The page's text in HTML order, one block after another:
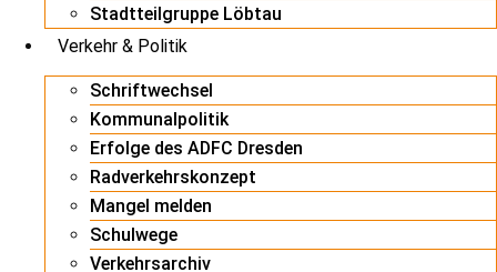
Stadtteilgruppe Löbtau
Verkehr & Politik
Schriftwechsel
Kommunalpolitik
Erfolge des ADFC Dresden
Radverkehrskonzept
Mangel melden
Schulwege
Verkehrsarchiv